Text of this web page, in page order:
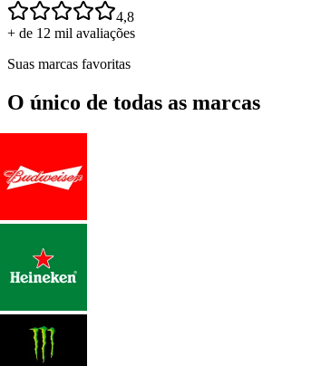
4,8
+ de 12 mil avaliações
Suas marcas favoritas
O único de todas as marcas